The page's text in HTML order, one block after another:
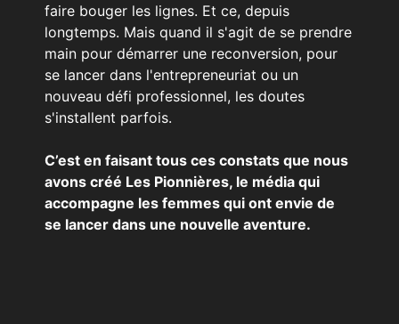
faire bouger les lignes. Et ce, depuis
longtemps. Mais quand il s'agit de se prendre
main pour démarrer une reconversion, pour
se lancer dans l'entrepreneuriat ou un
nouveau défi professionnel, les doutes
s'installent parfois.
C’est en faisant tous ces constats que nous
avons créé Les Pionnières, le média qui
accompagne les femmes qui ont envie de
se lancer dans une nouvelle aventure.